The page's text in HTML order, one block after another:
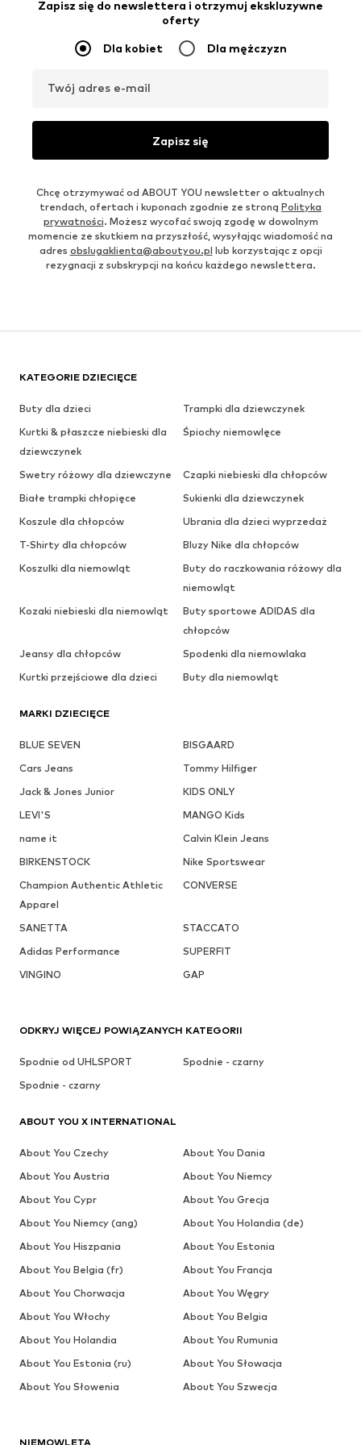
Zapisz się do newslettera i otrzymuj ekskluzywne
oferty
Dla kobiet Dla mężczyzn
Twój adres e-mail
Zapisz się
Chcę otrzymywać od ABOUT YOU newsletter o aktualnych
trendach, ofertach i kuponach zgodnie ze stroną Polityka
prywatności. Możesz wycofać swoją zgodę w dowolnym
momencie ze skutkiem na przyszłość, wysyłając wiadomość na
adres obslugaklienta@aboutyou.pl lub korzystając z opcji
rezygnacji z subskrypcji na końcu każdego newslettera.
KATEGORIE DZIECIĘCE
Buty dla dzieci
Trampki dla dziewczynek
Kurtki & płaszcze niebieski dla
dziewczynek
Śpiochy niemowlęce
Swetry różowy dla dziewczyne
Czapki niebieski dla chłopców
Białe trampki chłopięce
Sukienki dla dziewczynek
Koszule dla chłopców
Ubrania dla dzieci wyprzedaż
T-Shirty dla chłopców
Bluzy Nike dla chłopców
Koszulki dla niemowląt
Buty do raczkowania różowy dla
niemowląt
Kozaki niebieski dla niemowląt
Buty sportowe ADIDAS dla
chłopców
Jeansy dla chłopców
Spodenki dla niemowlaka
Kurtki przejściowe dla dzieci
Buty dla niemowląt
MARKI DZIECIĘCE
BLUE SEVEN
BISGAARD
Cars Jeans
Tommy Hilfiger
Jack & Jones Junior
KIDS ONLY
LEVI'S
MANGO Kids
name it
Calvin Klein Jeans
BIRKENSTOCK
Nike Sportswear
Champion Authentic Athletic
Apparel
CONVERSE
SANETTA
STACCATO
Adidas Performance
SUPERFIT
VINGINO
GAP
NIEMOWLĘTA
ODKRYJ WIĘCEJ POWIĄZANYCH KATEGORII
Spodnie od UHLSPORT
Spodnie - czarny
Spodnie - czarny
ABOUT YOU X INTERNATIONAL
About You Czechy
About You Dania
About You Austria
About You Niemcy
About You Cypr
About You Grecja
About You Niemcy (ang)
About You Holandia (de)
About You Hiszpania
About You Estonia
About You Belgia (fr)
About You Francja
About You Chorwacja
About You Węgry
About You Włochy
About You Belgia
About You Holandia
About You Rumunia
About You Estonia (ru)
About You Słowacja
About You Słowenia
About You Szwecja